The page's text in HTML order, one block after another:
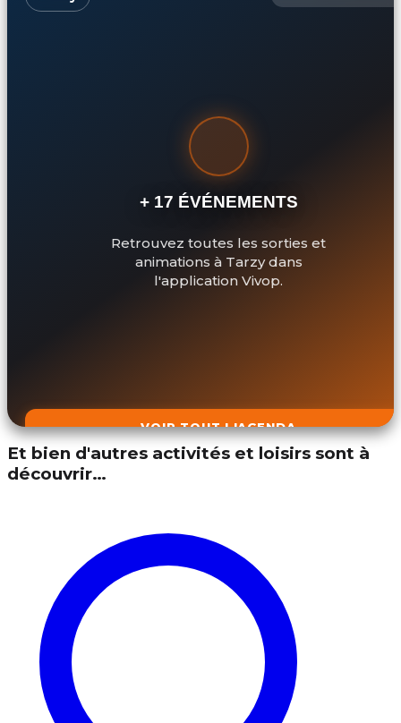
+ 17 ÉVÉNEMENTS
Retrouvez toutes les sorties et
animations à Tarzy dans
l'application Vivop.
VOIR TOUT L'AGENDA
Et bien d'autres activités et loisirs sont à
découvrir…